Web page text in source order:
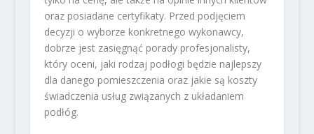
oraz posiadane certyfikaty. Przed podjęciem
decyzji o wyborze konkretnego wykonawcy,
dobrze jest zasięgnąć porady profesjonalisty,
który oceni, jaki rodzaj podłogi będzie najlepszy
dla danego pomieszczenia oraz jakie są koszty
świadczenia usług związanych z układaniem
podłóg.